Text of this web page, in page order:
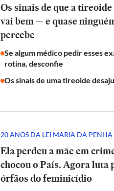
Os sinais de que a
vai bem — e quase
percebe
Se algum médico pedir esses
rotina, desconfie
Os sinais de uma tireoide
20 ANOS DA LEI MARIA DA PENHA
Ela perdeu a mãe em
chocou o País. Agora luta
órfãos do feminicídio